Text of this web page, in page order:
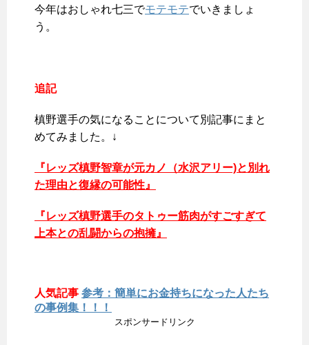
今年はおしゃれ七三でモテモテでいきましょ
う。
追記
槙野選手の気になることについて別記事にまと
めてみました。↓
『レッズ槙野智章が元カノ（水沢アリー)と別れ
た理由と復縁の可能性』
『レッズ槙野選手のタトゥー筋肉がすごすぎて
上本との乱闘からの抱擁』
人気記事 参考：簡単にお金持ちになった人たち
の事例集！！！
スポンサードリンク